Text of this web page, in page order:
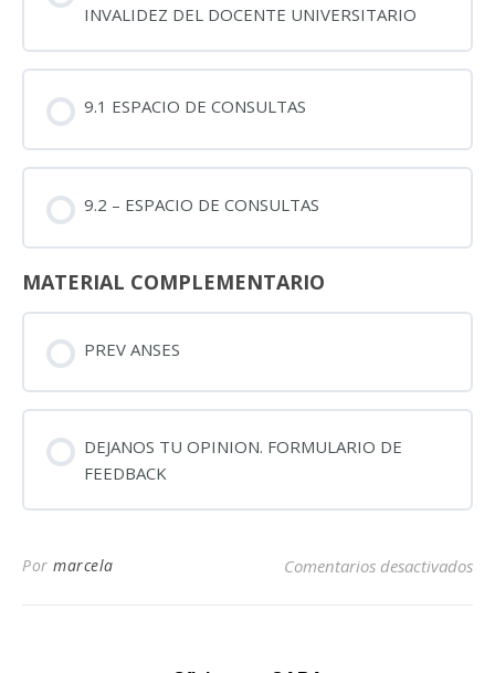
INVALIDEZ DEL DOCENTE UNIVERSITARIO
9.1 ESPACIO DE CONSULTAS
9.2 – ESPACIO DE CONSULTAS
MATERIAL COMPLEMENTARIO
PREV ANSES
DEJANOS TU OPINION. FORMULARIO DE
FEEDBACK
Por marcela Comentarios desactivados